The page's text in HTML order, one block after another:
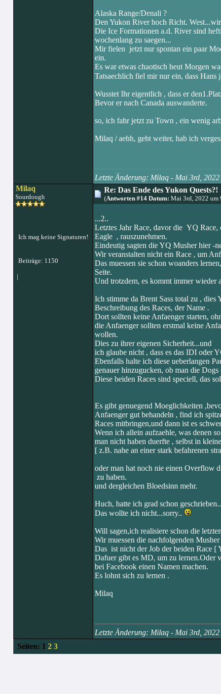
Alaska Range/Denali ?
Den Yukon River hoch Richt.
Die Ice Formationen a.d. River sind
wochenlang zu saegen...
Mir fielen jetzt nur spontan ein paar
ein.
Es war etwas chaotisch heut Morgen
Tatsaechlich fiel mir nur ein, dass
Wusstet Ihr eigentlich , dass er
Bevor er nach Canada auswanderte.
so, ich fahr jetzt zu Town , ein wenig
Milaq / aehh, geht weiter, hab ich
Letzte Änderung: Milaq - Mai 3rd,
Milaq
Sourdough
Ich mag keine Signaturen!
Beiträge: 1150
|
Re: Das Ende des Yukon Quests?!
(Antworten #14 Datum: Mai 3rd, 2022 um
...2..
Letztes Jahr Race, davor die YQ
Eagle , rauszunehmen.
Eindeutig sagten die YQ Musher hier -
Wir veranstalten nicht ein Race , um
Das muessen sie schon woanders
Seite.
Und trotzdem, es kommt immer wieder
Ich stimme da Brent Sass total zu ,
Beschreibung des Races, der Name .
Dort sollten keine Anfaenger starten,
die Anfaenger sollten erstmal keine
wollen.
Dies zu ihrer eigenen Sicherheit...und
ich glaube nicht , dass es das IDI oder
Ebenfalls halte ich diese ueberlangen
genauer hinzugucken, ob man die
Diese beiden Races sind speciell, das
Es gibt genuegend Moeglichkeiten
Anfaenger gut behandeln , find ich
Races mitbringen,und dann ist es
Wenn ich allein aufzaehle, was denen
man nicht haben duerfte , selbst in
[ z.B. nahe an einer stark befahrenen
oder man hat noch nie einen Overflow
zu haben.
und dergleichen Bloedsinn mehr.
Huch, hatte ich grad schon
Das wollte ich nicht...sorry..
Will sagen,ich realisiere schon die
Wir muessen die nachfolgenden
Das ist nicht der Job der beiden Race
Dafuer gibt es MD, um zu lernen.Oder
bei Facebook einen Namen machen.
Es lohnt sich zu lernen .
Milaq
Letzte Änderung: Milaq - Mai 3rd,
Seiten: 1 2 3